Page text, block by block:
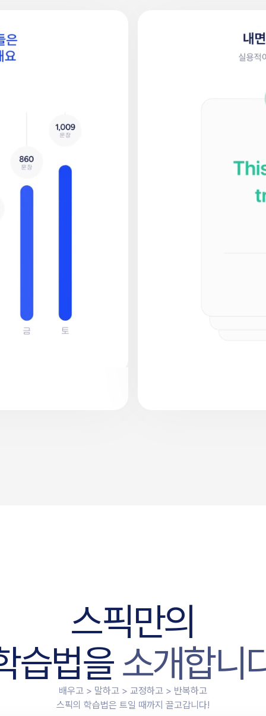
스픽만의
습법을 소개합니
배우고 > 말하고 > 교정하고 > 반복하고
스픽의 학습법은 트일 때까지 끌고갑니다!